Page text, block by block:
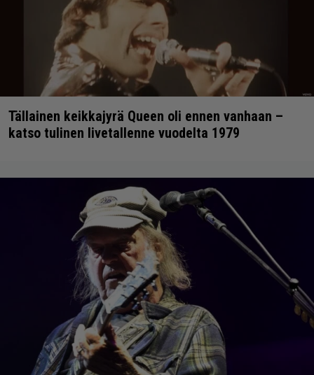
Tällainen keikkajyrä Queen oli ennen vanhaan –
katso tulinen livetallenne vuodelta 1979